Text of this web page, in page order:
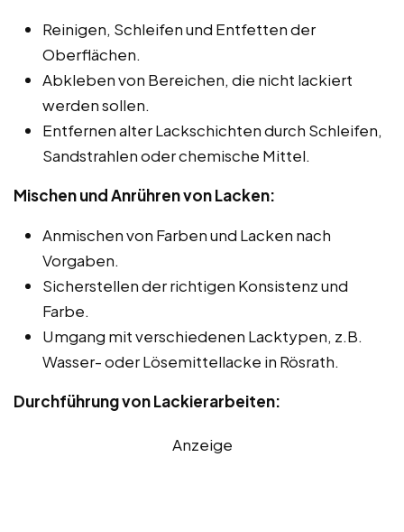
Reinigen, Schleifen und Entfetten der
Oberflächen.
Abkleben von Bereichen, die nicht lackiert
werden sollen.
Entfernen alter Lackschichten durch Schleifen,
Sandstrahlen oder chemische Mittel.
Mischen und Anrühren von Lacken:
Anmischen von Farben und Lacken nach
Vorgaben.
Sicherstellen der richtigen Konsistenz und
Farbe.
Umgang mit verschiedenen Lacktypen, z.B.
Wasser- oder Lösemittellacke in Rösrath.
Durchführung von Lackierarbeiten:
Anzeige